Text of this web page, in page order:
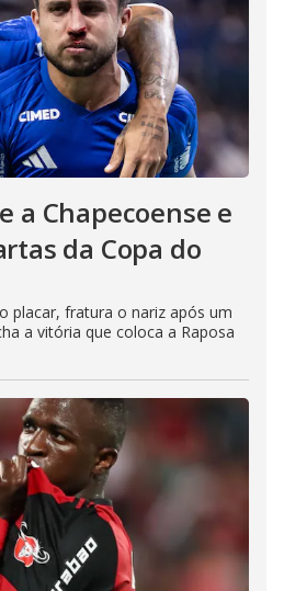
a Chapecoense e
da Copa do
placar, fratura o nariz após um
a vitória que coloca a Raposa